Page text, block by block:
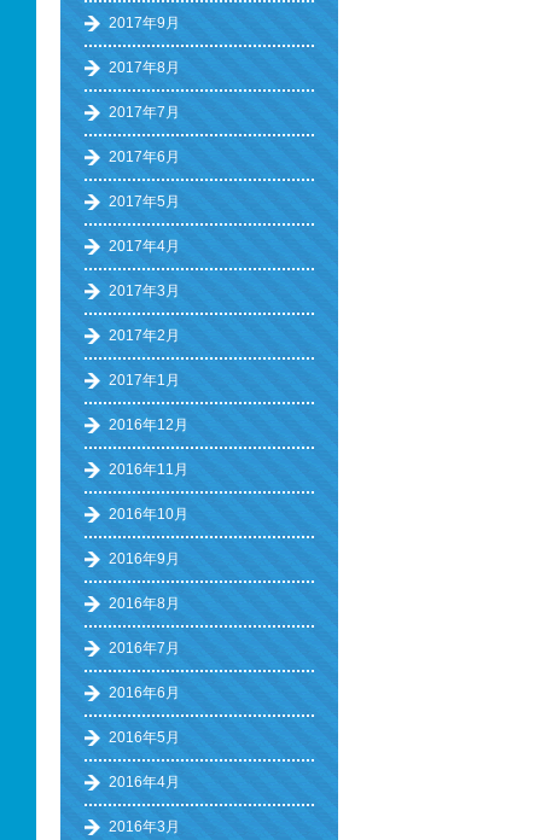
2017年9月
2017年8月
2017年7月
2017年6月
2017年5月
2017年4月
2017年3月
2017年2月
2017年1月
2016年12月
2016年11月
2016年10月
2016年9月
2016年8月
2016年7月
2016年6月
2016年5月
2016年4月
2016年3月